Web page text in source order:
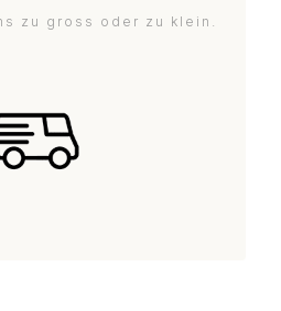
zu gross oder zu klein.